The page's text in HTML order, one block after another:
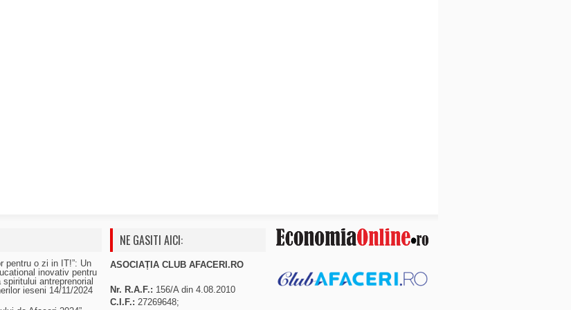
pentru o zi in IT!”: Un
inovativ pentru
antreprenorial
ieseni 14/11/2024
NE GASITI AICI:
ASOCIAȚIA CLUB AFACERI.RO
Nr. R.A.F.: 156/A din 4.08.2010
C.I.F.: 27269648;